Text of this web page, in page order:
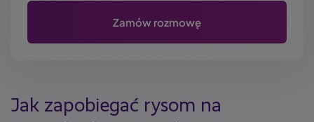
Jak zapobiegać rysom na